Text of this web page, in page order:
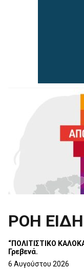
ΡΟΗ
“ΠΟΛΙΤΙΣΤΙΚΟ
Γρεβενά.
6 Αυγούστου 2026